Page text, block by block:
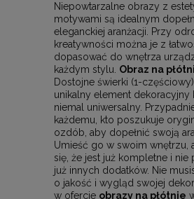
Niepowtarzalne obrazy z
motywami są idealnym
eleganckiej aranżacji. Przy
kreatywności można je z
dopasować do wnętrza
każdym stylu. Obraz na
Dostojne świerki (1-
unikalny element dekoracyjny
niemal uniwersalny.
każdemu, kto poszukuje
ozdób, aby dopełnić swoją
Umieść go w swoim wnętrzu,
się, że jest już kompletne i nie
już innych dodatków. Nie
o jakość i wygląd swojej
w ofercie obrazy na płótnie